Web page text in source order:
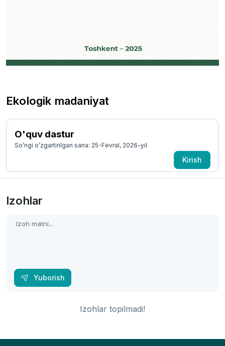
Ekologik madaniyat
O'quv dastur
So’ngi o’zgartirilgan sana: 25-Fevral, 2026-yil
Kirish
Izohlar
Yuborish
Izohlar topilmadi!